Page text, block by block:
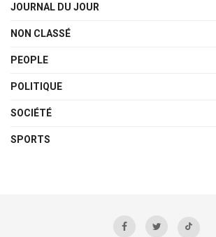
JOURNAL DU JOUR
NON CLASSÉ
PEOPLE
POLITIQUE
SOCIÉTÉ
SPORTS